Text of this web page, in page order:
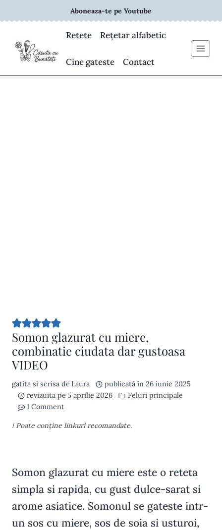
to
Aboneaza-te pe Youtube
Retete Rețetar alfabetic
Cine gateste Contact
Somon glazurat cu miere,
combinatie ciudata dar gustoasa
VIDEO
gatita si scrisa de Laura publicată în 26 iunie 2025
revizuita pe 5 aprilie 2026
Feluri principale
1 Comment
ℹ️ Poate conține linkuri recomandate.
Somon glazurat cu miere este o reteta
simpla si rapida, cu gust dulce-sarat si
arome asiatice. Somonul se gateste intr-
un sos cu miere, sos de soia si usturoi,